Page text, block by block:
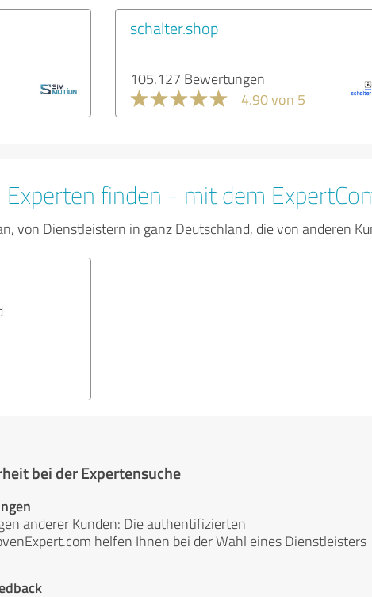
schalter.shop
105.127 Bewertungen
4.90 von 5
Experten finden - mit dem
von Dienstleistern in ganz Deutschland, die von anderen
bei der Expertensuche
anderer Kunden: Die authentifizierten
helfen Ihnen bei der Wahl eines Dienstleisters